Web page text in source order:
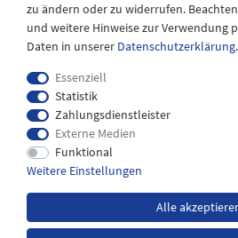
Impressum
Widerrufs­recht
zu ändern oder zu widerrufen.
und weitere Hinweise zur Verwendung
Daten in unserer Daten­schutz­erklärung.
Essenziell
Statistik
Zahlungsdienstleister
Externe Medien
Funktional
Weitere Einstellungen
Alle